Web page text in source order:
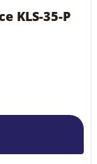
KLS-35-P